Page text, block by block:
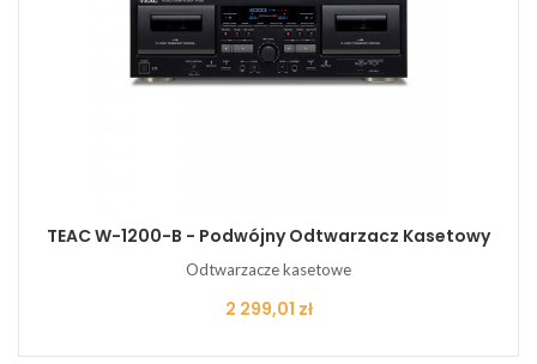
TEAC W-1200-B - Podwójny Odtwarzacz Kasetowy
Odtwarzacze kasetowe
Cena
2 299,01 zł